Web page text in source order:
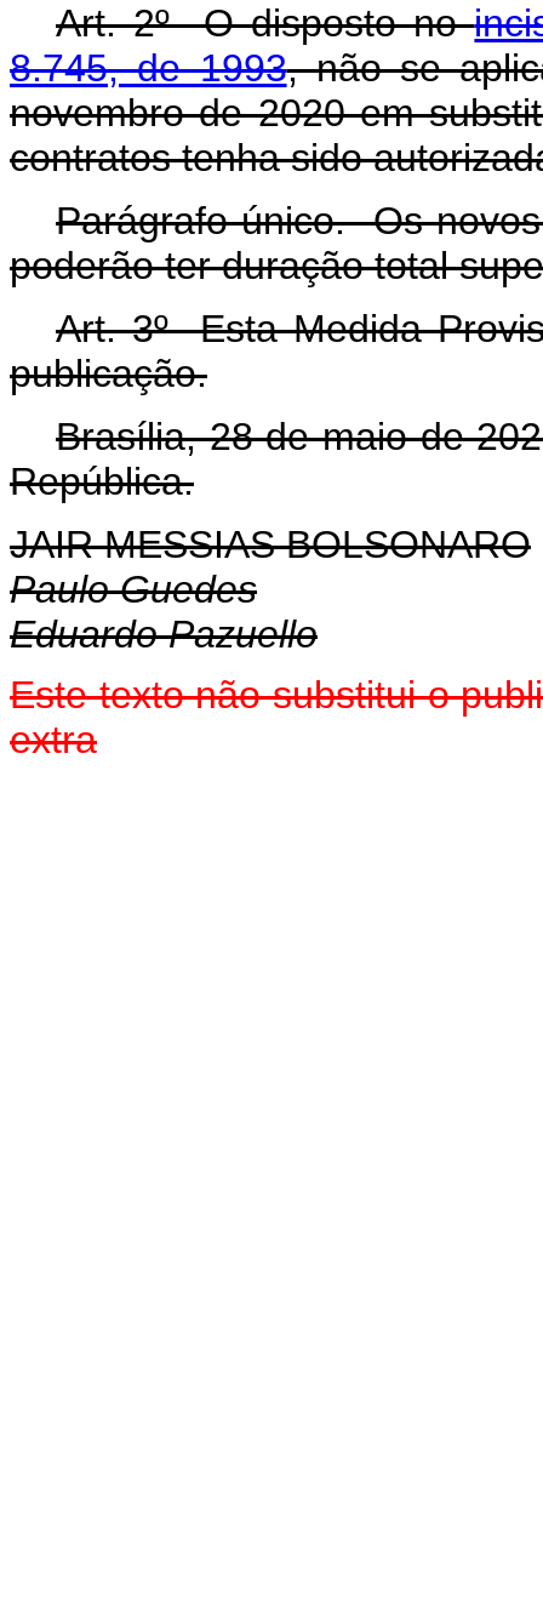
Art. 2º O disposto no
8.745, de 1993, não se
novembro de 2020 em
contratos tenha sido
Parágrafo único. Os
poderão ter duração total
Art. 3º Esta Medida
publicação.
Brasília, 28 de maio de
República.
JAIR MESSIAS BOLSONARO
Paulo Guedes
Eduardo Pazuello
Este texto não substitui o
extra